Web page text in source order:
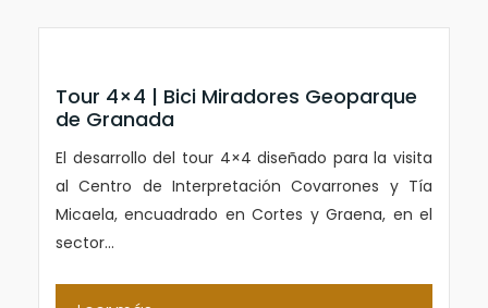
Tour 4×4 | Bici Miradores Geoparque
de Granada
El desarrollo del tour 4×4 diseñado para la visita
al Centro de Interpretación Covarrones y Tía
Micaela, encuadrado en Cortes y Graena, en el
sector...